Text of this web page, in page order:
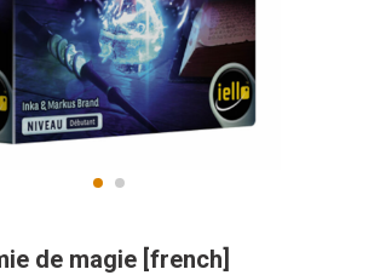
de magie [french]